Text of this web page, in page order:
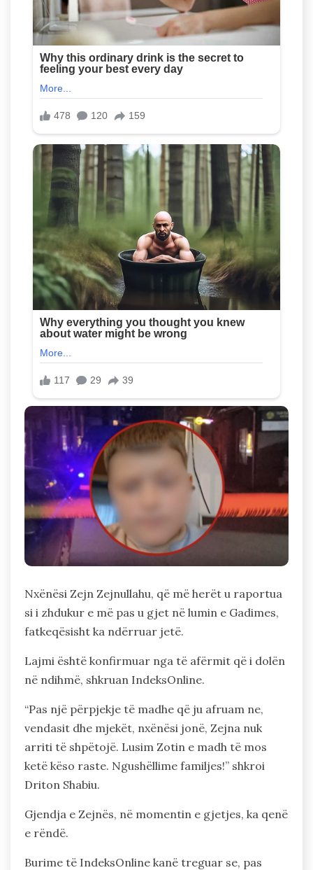
Nxënësi Zejn Zejnullahu, që më herët u raportua
si i zhdukur e më pas u gjet në lumin e Gadimes,
fatkeqësisht ka ndërruar jetë.
Lajmi është konfirmuar nga të afërmit që i dolën
në ndihmë, shkruan IndeksOnline.
“Pas një përpjekje të madhe që ju afruam ne,
vendasit dhe mjekët, nxënësi jonë, Zejna nuk
arriti të shpëtojë. Lusim Zotin e madh të mos
ketë këso raste. Ngushëllime familjes!” shkroi
Driton Shabiu.
Gjendja e Zejnës, në momentin e gjetjes, ka qenë
e rëndë.
Burime të IndeksOnline kanë treguar se, pas